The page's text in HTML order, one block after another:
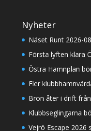
Nyheter
Näset Runt 2026-
Första lyften klara
Östra Hamnplan
Fler
Bron åter i drift
Klubbseglingarna
Vejrö Escape 2026